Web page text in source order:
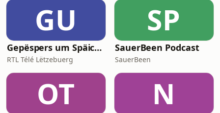
GU
Gepëspers um Späicher (Podcast)
RTL Télé Lëtzebuerg
SP
SauerBeen Podcast
SauerBeen
OT N